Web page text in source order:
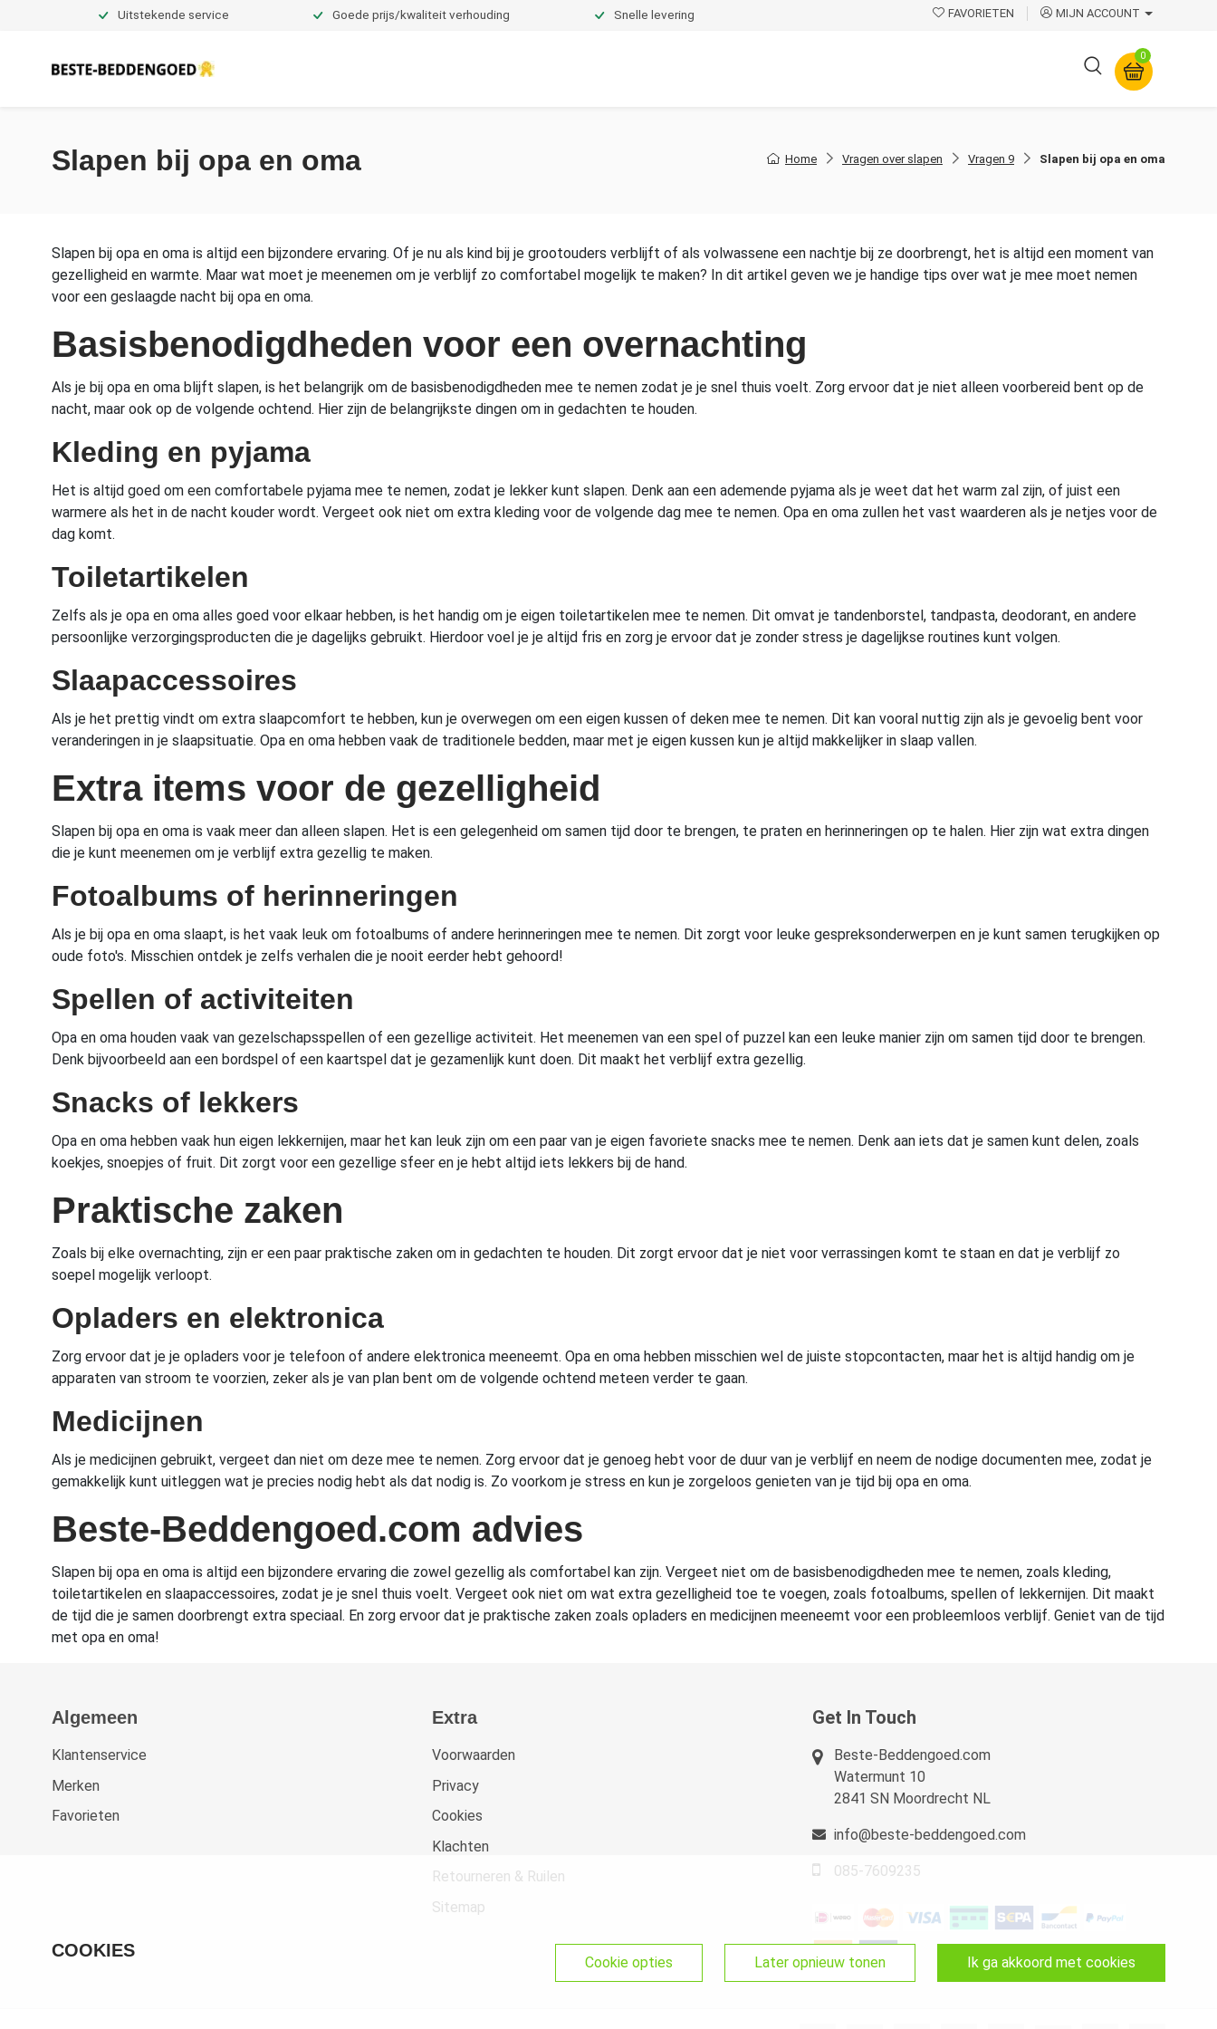
Uitstekende service Goede prijs/kwaliteit verhouding Snelle levering FAVORIETEN MIJN ACCOUNT
0
Home Vragen over slapen Vragen 9 Slapen bij opa en oma
Slapen bij opa en oma
Slapen bij opa en oma is altijd een bijzondere ervaring. Of je nu als kind bij je grootouders verblijft of als volwassene een nachtje bij ze doorbrengt, het is altijd een moment van
gezelligheid en warmte. Maar wat moet je meenemen om je verblijf zo comfortabel mogelijk te maken? In dit artikel geven we je handige tips over wat je mee moet nemen
voor een geslaagde nacht bij opa en oma.
Basisbenodigdheden voor een overnachting
Als je bij opa en oma blijft slapen, is het belangrijk om de basisbenodigdheden mee te nemen zodat je je snel thuis voelt. Zorg ervoor dat je niet alleen voorbereid bent op de
nacht, maar ook op de volgende ochtend. Hier zijn de belangrijkste dingen om in gedachten te houden.
Kleding en pyjama
Het is altijd goed om een comfortabele pyjama mee te nemen, zodat je lekker kunt slapen. Denk aan een ademende pyjama als je weet dat het warm zal zijn, of juist een
warmere als het in de nacht kouder wordt. Vergeet ook niet om extra kleding voor de volgende dag mee te nemen. Opa en oma zullen het vast waarderen als je netjes voor de
dag komt.
Toiletartikelen
Zelfs als je opa en oma alles goed voor elkaar hebben, is het handig om je eigen toiletartikelen mee te nemen. Dit omvat je tandenborstel, tandpasta, deodorant, en andere
persoonlijke verzorgingsproducten die je dagelijks gebruikt. Hierdoor voel je je altijd fris en zorg je ervoor dat je zonder stress je dagelijkse routines kunt volgen.
Slaapaccessoires
Als je het prettig vindt om extra slaapcomfort te hebben, kun je overwegen om een eigen kussen of deken mee te nemen. Dit kan vooral nuttig zijn als je gevoelig bent voor
veranderingen in je slaapsituatie. Opa en oma hebben vaak de traditionele bedden, maar met je eigen kussen kun je altijd makkelijker in slaap vallen.
Extra items voor de gezelligheid
Slapen bij opa en oma is vaak meer dan alleen slapen. Het is een gelegenheid om samen tijd door te brengen, te praten en herinneringen op te halen. Hier zijn wat extra dingen
die je kunt meenemen om je verblijf extra gezellig te maken.
Fotoalbums of herinneringen
Als je bij opa en oma slaapt, is het vaak leuk om fotoalbums of andere herinneringen mee te nemen. Dit zorgt voor leuke gespreksonderwerpen en je kunt samen terugkijken op
oude foto's. Misschien ontdek je zelfs verhalen die je nooit eerder hebt gehoord!
Spellen of activiteiten
Opa en oma houden vaak van gezelschapsspellen of een gezellige activiteit. Het meenemen van een spel of puzzel kan een leuke manier zijn om samen tijd door te brengen.
Denk bijvoorbeeld aan een bordspel of een kaartspel dat je gezamenlijk kunt doen. Dit maakt het verblijf extra gezellig.
Snacks of lekkers
Opa en oma hebben vaak hun eigen lekkernijen, maar het kan leuk zijn om een paar van je eigen favoriete snacks mee te nemen. Denk aan iets dat je samen kunt delen, zoals
koekjes, snoepjes of fruit. Dit zorgt voor een gezellige sfeer en je hebt altijd iets lekkers bij de hand.
Praktische zaken
Zoals bij elke overnachting, zijn er een paar praktische zaken om in gedachten te houden. Dit zorgt ervoor dat je niet voor verrassingen komt te staan en dat je verblijf zo
soepel mogelijk verloopt.
Opladers en elektronica
Zorg ervoor dat je je opladers voor je telefoon of andere elektronica meeneemt. Opa en oma hebben misschien wel de juiste stopcontacten, maar het is altijd handig om je
apparaten van stroom te voorzien, zeker als je van plan bent om de volgende ochtend meteen verder te gaan.
Medicijnen
Als je medicijnen gebruikt, vergeet dan niet om deze mee te nemen. Zorg ervoor dat je genoeg hebt voor de duur van je verblijf en neem de nodige documenten mee, zodat je
gemakkelijk kunt uitleggen wat je precies nodig hebt als dat nodig is. Zo voorkom je stress en kun je zorgeloos genieten van je tijd bij opa en oma.
Beste-Beddengoed.com advies
Slapen bij opa en oma is altijd een bijzondere ervaring die zowel gezellig als comfortabel kan zijn. Vergeet niet om de basisbenodigdheden mee te nemen, zoals kleding,
toiletartikelen en slaapaccessoires, zodat je je snel thuis voelt. Vergeet ook niet om wat extra gezelligheid toe te voegen, zoals fotoalbums, spellen of lekkernijen. Dit maakt
de tijd die je samen doorbrengt extra speciaal. En zorg ervoor dat je praktische zaken zoals opladers en medicijnen meeneemt voor een probleemloos verblijf. Geniet van de tijd
met opa en oma!
Algemeen
Klantenservice
Merken
Favorieten
Extra
Voorwaarden
Privacy
Cookies
Klachten
Retourneren & Ruilen
Sitemap
Get In Touch
Beste-Beddengoed.com
Watermunt 10
2841 SN Moordrecht NL
info@beste-beddengoed.com
085-7609235
COOKIES
ik ga akkoord met cookies
later opnieuw tonen
cookie opties